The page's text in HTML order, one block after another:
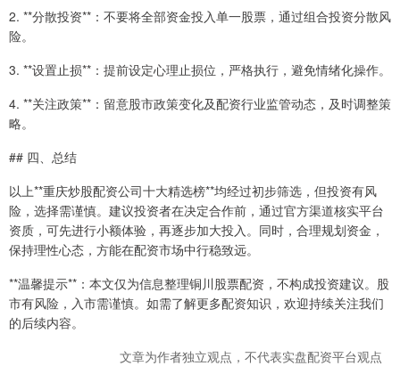
2. **分散投资**：不要将全部资金投入单一股票，通过组合投资分散风
险。
3. **设置止损**：提前设定心理止损位，严格执行，避免情绪化操作。
4. **关注政策**：留意股市政策变化及配资行业监管动态，及时调整策
略。
## 四、总结
以上**重庆炒股配资公司十大精选榜**均经过初步筛选，但投资有风
险，选择需谨慎。建议投资者在决定合作前，通过官方渠道核实平台
资质，可先进行小额体验，再逐步加大投入。同时，合理规划资金，
保持理性心态，方能在配资市场中行稳致远。
**温馨提示**：本文仅为信息整理铜川股票配资，不构成投资建议。股
市有风险，入市需谨慎。如需了解更多配资知识，欢迎持续关注我们
的后续内容。
文章为作者独立观点，不代表实盘配资平台观点